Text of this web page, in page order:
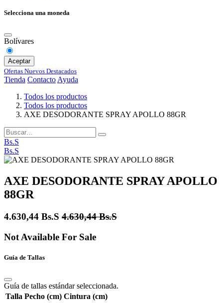
Selecciona una moneda
Bolívares
Aceptar
Ofertas Nuevos Destacados
Tienda Contacto Ayuda
Todos los productos
Todos los productos
AXE DESODORANTE SPRAY APOLLO 88GR
Bs.S
Bs.S
AXE DESODORANTE SPRAY APOLLO
88GR
4.630,44 Bs.S 4.630,44Bs.S
Not Available For Sale
Guía de Tallas
Guía de tallas estándar seleccionada.
Talla Pecho (cm) Cintura (cm)